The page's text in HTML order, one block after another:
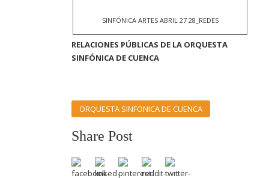
SINFÓNICA ARTES ABRIL 27 28_REDES
RELACIONES PÚBLICAS DE LA ORQUESTA
SINFÓNICA DE CUENCA
ORQUESTA SINFONICA DE CUENCA
Share Post